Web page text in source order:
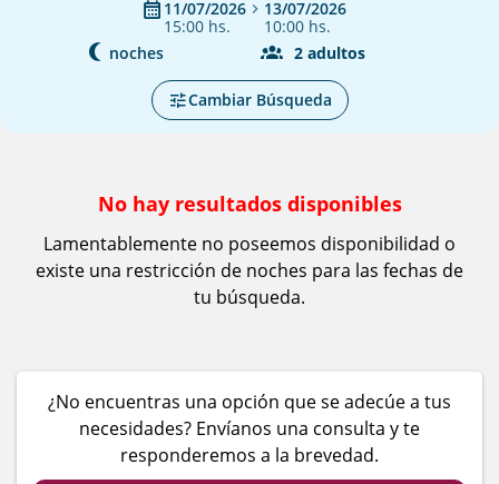
11/07/2026
15:00 hs.
13/07/2026
10:00 hs.
noches
2 adultos
Cambiar Búsqueda
No hay resultados disponibles
Lamentablemente no poseemos disponibilidad o
existe una restricción de noches para las fechas de
tu búsqueda.
¿No encuentras una opción que se adecúe a tus
necesidades? Envíanos una consulta y te
responderemos a la brevedad.